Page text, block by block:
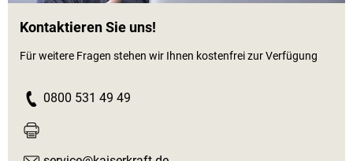
Kontaktieren Sie uns!
Für weitere Fragen stehen wir Ihnen kostenfrei zur Verfügung
0800 531 49 49